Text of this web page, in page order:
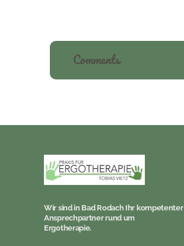
Comments
Wir sind in Bad Rodach Ihr kompetenter
Ansprechpartner rund um
Ergotherapie.